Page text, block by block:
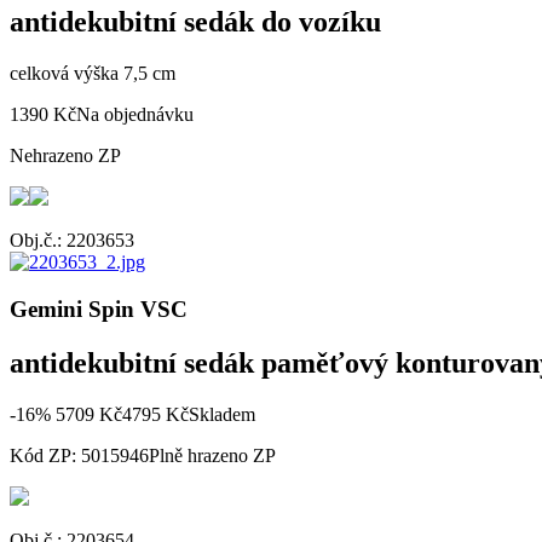
antidekubitní sedák do vozíku
celková výška 7,5 cm
1390 KčNa objednávku
Nehrazeno ZP
Obj.č.: 2203653
Gemini Spin VSC
antidekubitní sedák paměťový
-16% 5709 Kč4795 KčSkladem
Kód ZP: 5015946Plně hrazeno ZP